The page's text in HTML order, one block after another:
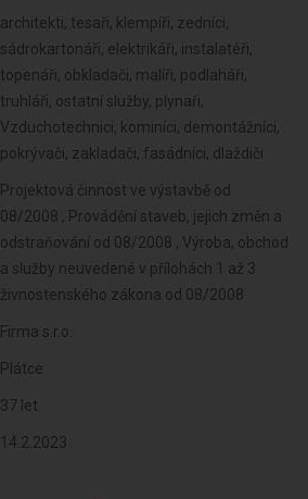
architekti, tesaři, klempíři, zedníci,
sádrokartonáři, elektrikáři, instalatéři,
topenáři, obkladači, malíři, podlaháři,
truhláři, ostatní služby, plynaři,
Vzduchotechnici, kominíci, demontážníci,
pokrývači, zakladači, fasádníci, dlaždiči
Projektová činnost ve výstavbě od
08/2008 , Provádění staveb, jejich změn a
odstraňování od 08/2008 , Výroba, obchod
a služby neuvedené v přílohách 1 až 3
živnostenského zákona od 08/2008
Firma s.r.o.
Plátce
37 let
14.2.2023